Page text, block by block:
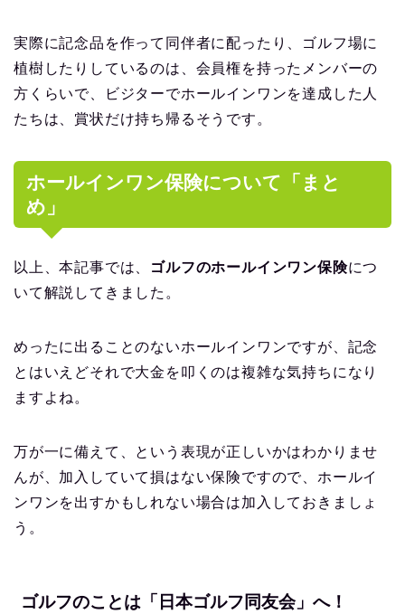
実際に記念品を作って同伴者に配ったり、ゴルフ場に
植樹したりしているのは、会員権を持ったメンバーの
方くらいで、ビジターでホールインワンを達成した人
たちは、賞状だけ持ち帰るそうです。
ホールインワン保険について「まと
め」
以上、本記事では、 ゴルフのホールインワン保険につ
いて解説してきました。
めったに出ることのないホールインワンですが、記念
とはいえどそれで大金を叩くのは複雑な気持ちになり
ますよね。
万が一に備えて、という表現が正しいかはわかりませ
んが、加入していて損はない保険ですので、ホールイ
ンワンを出すかもしれない場合は加入しておきましょ
う。
ゴルフのことは「日本ゴルフ同友会」へ！